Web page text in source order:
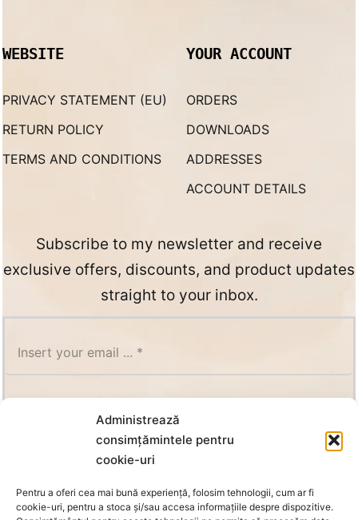
Administrează
consimțămintele pentru
cookie-uri
Pentru a oferi cea mai bună experiență, folosim tehnologii, cum ar fi
cookie-uri, pentru a stoca și/sau accesa informațiile despre dispozitive.
WEBSITE
PRIVACY STATEMENT (EU)
RETURN POLICY
TERMS AND CONDITIONS
YOUR ACCOUNT
ORDERS
DOWNLOADS
ADDRESSES
ACCOUNT DETAILS
Subscribe to my newsletter and receive
exclusive offers, discounts, and product updates
straight to your inbox.
SUBSCRIBE